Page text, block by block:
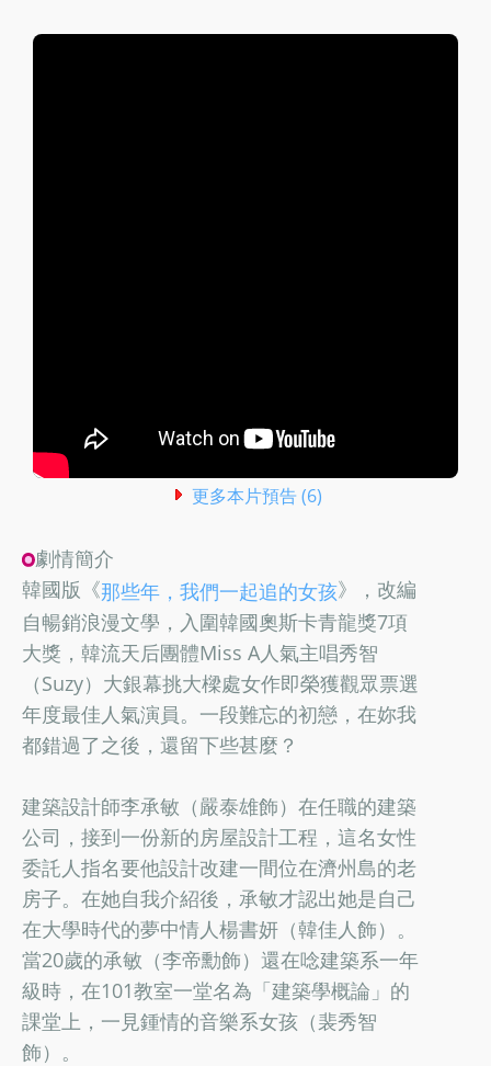
更多本片預告 (6)
劇情簡介
韓國版《那些年，我們一起追的女孩》，改編
自暢銷浪漫文學，入圍韓國奧斯卡青龍獎7項
大獎，韓流天后團體Miss A人氣主唱秀智
（Suzy）大銀幕挑大樑處女作即榮獲觀眾票選
年度最佳人氣演員。一段難忘的初戀，在妳我
都錯過了之後，還留下些甚麼？
建築設計師李承敏（嚴泰雄飾）在任職的建築
公司，接到一份新的房屋設計工程，這名女性
委託人指名要他設計改建一間位在濟州島的老
房子。在她自我介紹後，承敏才認出她是自己
在大學時代的夢中情人楊書妍（韓佳人飾）。
當20歲的承敏（李帝勳飾）還在唸建築系一年
級時，在101教室一堂名為「建築學概論」的
課堂上，一見鍾情的音樂系女孩（裴秀智
飾）。